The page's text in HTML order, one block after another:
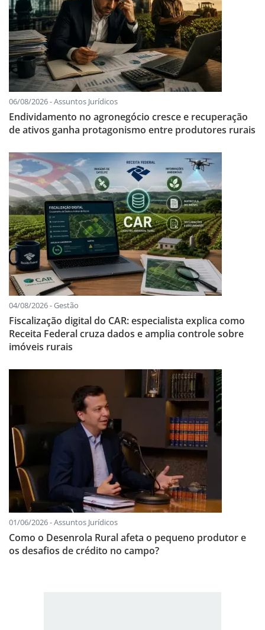
06/08/2026 - Assuntos Jurídicos
Endividamento no agronegócio cresce e recuperação
de ativos ganha protagonismo entre produtores rurais
04/08/2026 - Gestão
Fiscalização digital do CAR: especialista explica como
Receita Federal cruza dados e amplia controle sobre
imóveis rurais
01/06/2026 - Assuntos Jurídicos
Como o Desenrola Rural afeta o pequeno produtor e
os desafios de crédito no campo?